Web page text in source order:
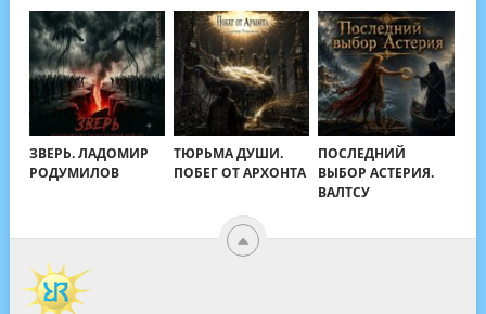
ЗВЕРЬ. ЛАДОМИР
РОДУМИЛОВ
ТЮРЬМА ДУШИ.
ПОБЕГ ОТ АРХОНТА
ПОСЛЕДНИЙ
ВЫБОР АСТЕРИЯ.
ВАЛТСУ